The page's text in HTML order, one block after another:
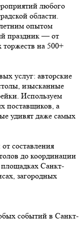
любого
области.
опытом
праздник — от
на 500+
услуг: авторские
изысканные
Используем
поставщиков, а
удивят даже самых
составления
до координации
Санкт-
загородных